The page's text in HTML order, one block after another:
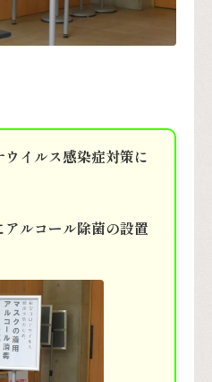
イルス感染症対策に
アルコール除菌の設置